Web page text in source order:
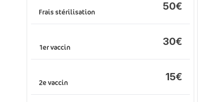
Frais stérilisation 50€
1er vaccin 30€
2e vaccin 15€